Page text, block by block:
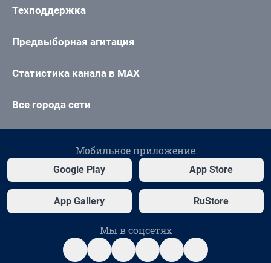
Техподдержка
Предвыборная агитация
Статистика канала в MAX
Все города сети
Мобильное приложение
Google Play App Store
App Gallery RuStore
Мы в соцсетях